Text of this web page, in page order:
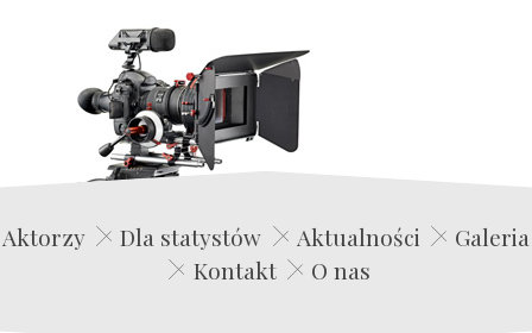
Edwin Film Agencja Aktorska
Aktorzy Dla statystów Aktualności
Galeria
Kontakt
O nas